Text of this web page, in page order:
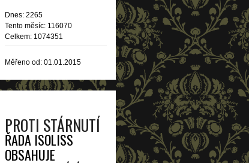
Dnes: 2265
Tento měsíc: 116070
Celkem: 1074351
Měřeno od: 01.01.2015
PROTI STÁRNUTÍ
ŘADA ISOLISS
OBSAHUJE